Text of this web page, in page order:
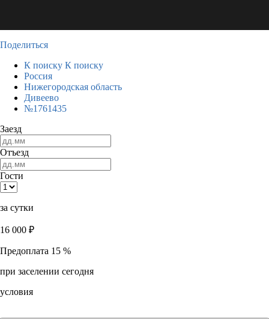
Поделиться
К поиску К поиску
Россия
Нижегородская область
Дивеево
№1761435
Заезд
Отъезд
Гости
за сутки
16 000 ₽
Предоплата 15 %
при заселении сегодня
условия